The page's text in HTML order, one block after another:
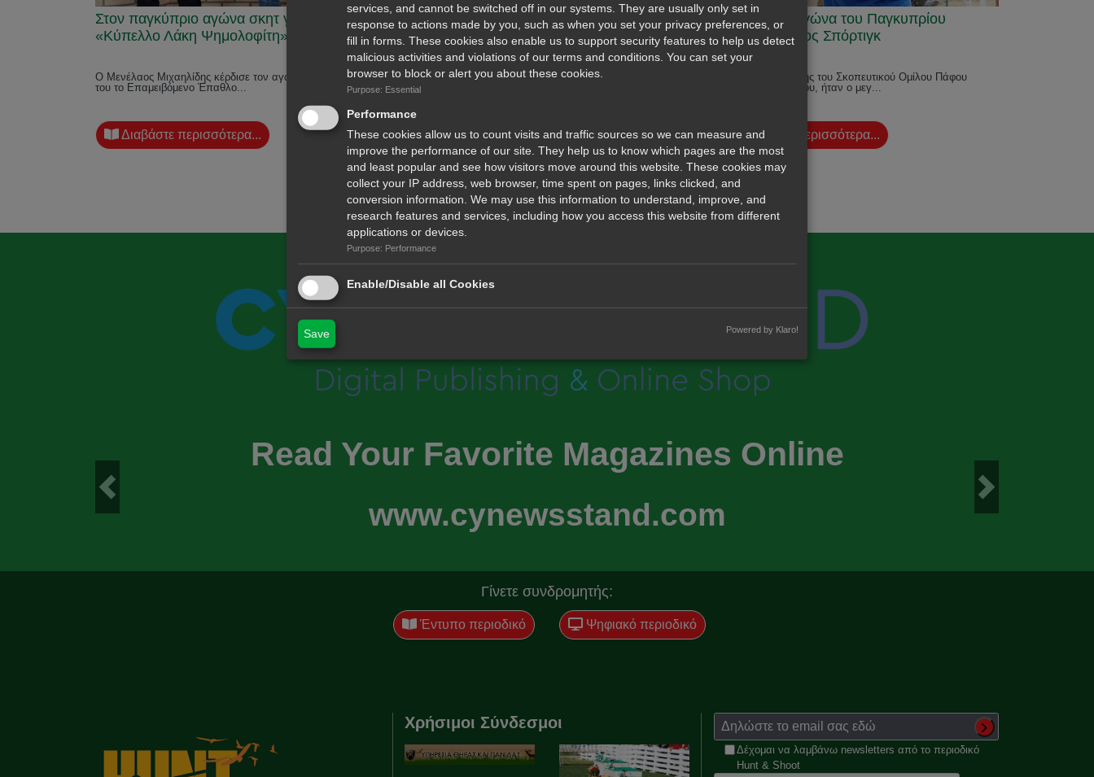
Στον παγκύπριο αγώνα σκητ για το
«Κύπελλο Λάκη Ψημολοφίτη»
Ο Μενέλαος Μιχαηλίδης κέρδισε τον αγώνα κι έκανε δικό
του το Επαμειβόμενο Έπαθλο...
Διαβάστε περισσότερα...
Ακόμη ένα φωτοβολταϊκό πάρκο μαμούθ
ετοιμάζεται να καταστρέψει Ακάκι –
Κοκκινοτρυμιθιά -Δένεια
Στη δημιουργία φωτοβολταικού πάρκου – Μαμούθ
στοχεύουν οι ιδιωτικές εταιρείες "A...
Διαβάστε περισσότερα...
Στον πρώτο αγώνα του Παγκυπρίου
Πρωταθλήματος Σπόρτιγκ
Ο διεθνής σκοπευτής του Σκοπευτικού Ομίλου Πάφου
Ντίνος Κωνσταντίνου, ήταν ο μεγ...
Διαβάστε περισσότερα...
«Previous
1 ... 32 33 34 35 36 ... 70 »Next
Read Your Favorite Magazines Online
www.cynewsstand.com
Γίνετε συνδρομητής:
Έντυπο περιοδικό Ψηφιακό περιοδικό
Χρήσιμοι Σύνδεσμοι
Δέχομαι να λαμβάνω newsletters από το περιοδικό
Hunt & Shoot
services, and cannot be switched off in our systems. They are usually only set in
response to actions made by you, such as when you set your privacy preferences, or
fill in forms. These cookies also enable us to support security features to help us detect
malicious activities and violations of our terms and conditions. You can set your
browser to block or alert you about these cookies.
Purpose: Essential
Performance
These cookies allow us to count visits and traffic sources so we can measure and
improve the performance of our site. They help us to know which pages are the most
and least popular and see how visitors move around this website. These cookies may
collect your IP address, web browser, time spent on pages, links clicked, and
conversion information. We may use this information to understand, improve, and
research features and services, including how you access this website from different
applications or devices.
Purpose: Performance
Enable/Disable all Cookies
Save Powered by Klaro!